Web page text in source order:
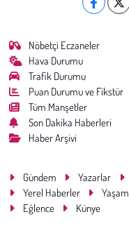
Nöbetçi Eczaneler
Hava Durumu
Trafik Durumu
Puan Durumu ve Fikstür
Tüm Manşetler
Son Dakika Haberleri
Haber Arşivi
Gündem Yazarlar
Yerel Haberler
Yaşam
Eğlence
Künye